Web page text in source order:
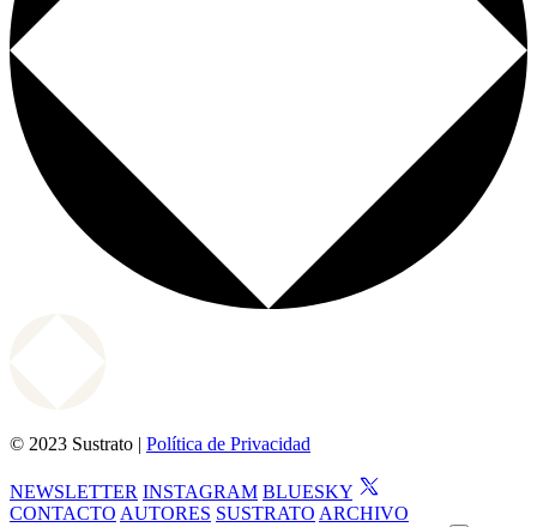
© 2023 Sustrato | Política de Privacidad
NEWSLETTER INSTAGRAM BLUESKY
CONTACTO AUTORES SUSTRATO ARCHIVO